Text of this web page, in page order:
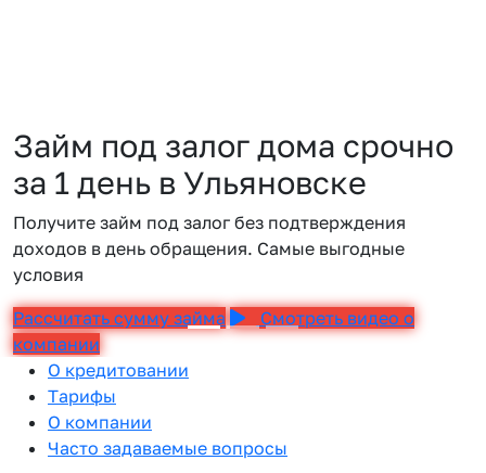
Займ под залог дома срочно
за 1 день в Ульяновске
Получите займ под залог без подтверждения
доходов в день обращения. Самые выгодные
условия
Рассчитать сумму займа
Смотреть видео о
компании
О кредитовании
Тарифы
О компании
Часто задаваемые вопросы